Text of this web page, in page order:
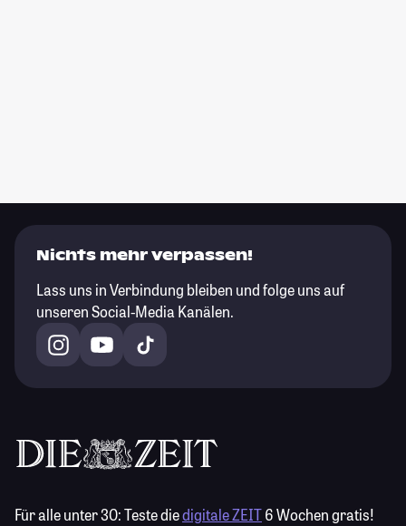
Nichts mehr verpassen!
Lass uns in Verbindung bleiben und folge uns auf
unseren Social-Media Kanälen.
Für alle unter 30:Teste diedigitale ZEIT6 Wochen gratis!